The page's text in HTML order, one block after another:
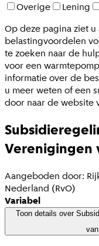
Overige Lening
Op deze pagina ziet
belastingvoordelen
te zoeken naar de
voor een
informatie over de
u meer weten of een
door naar de website
Verenigingen
Aangeboden door:
Nederland (RvO)
Variabel
Toon details over